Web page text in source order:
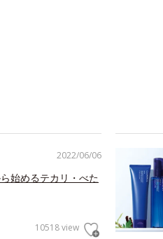
2022/06/06
始めるテカリ・べた
10518 view